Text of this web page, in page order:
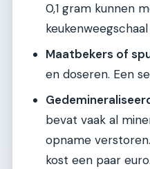
0,1 gram kunnen
Maatbekers of
en doseren. Een
bevat vaak al
opname
kost een paar euro.